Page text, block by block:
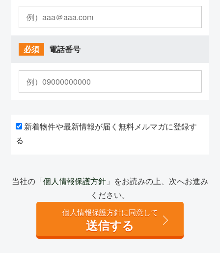
必須 電話番号
新着物件や最新情報が届く無料メルマガに登録す
る
当社の「個人情報保護方針 」をお読みの上、次へお進み
ください。
個人情報保護方針に同意して
送信する